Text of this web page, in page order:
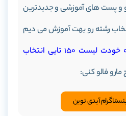
و پست های آموزشی و جدیدترین
انتخاب رشته رو بهت آموزش می دیم
بهت کمک میکنیم که خودت لیست 150 تایی انتخاب
مارو فالو کنی:
آیدی نوین